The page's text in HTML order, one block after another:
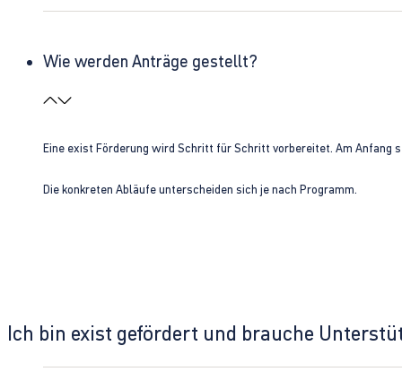
Wie werden Anträge gestellt?
Eine exist Förderung wird Schritt für Schritt vorbereitet. Am Anfang
Die konkreten Abläufe unterscheiden sich je nach Programm.
Ich bin exist gefördert und brauche